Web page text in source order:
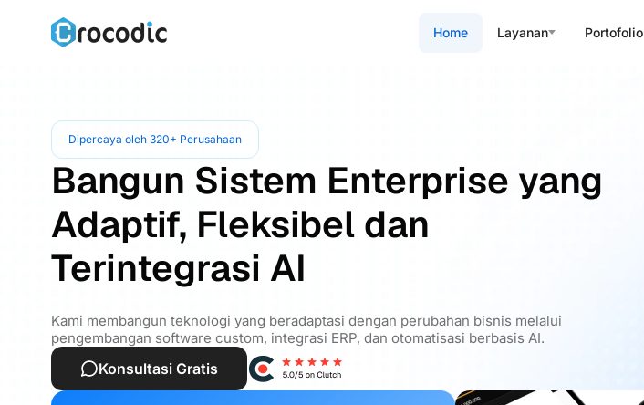
Home Layanan Portofolio
Dipercaya oleh 320+ Perusahaan
Bangun Sistem Enterprise yang
Adaptif, Fleksibel dan
Terintegrasi AI
Kami membangun teknologi yang beradaptasi dengan perubahan bisnis melalui
pengembangan software custom, integrasi ERP, dan otomatisasi berbasis AI.
Konsultasi Gratis